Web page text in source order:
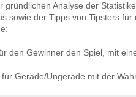
gründlichen Analyse der
sowie der Tipps von Tipsters
den Gewinner den Spiel, mit
Gerade/Ungerade mit der